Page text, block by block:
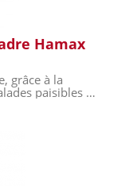
Hamax
grâce à la
paisibles en